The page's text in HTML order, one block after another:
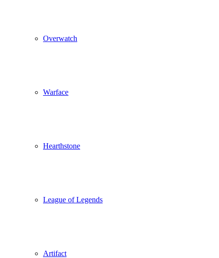
Overwatch
Warface
Hearthstone
League of Legends
Artifact